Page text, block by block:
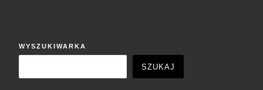
WYSZUKIWARKA
SZUKAJ